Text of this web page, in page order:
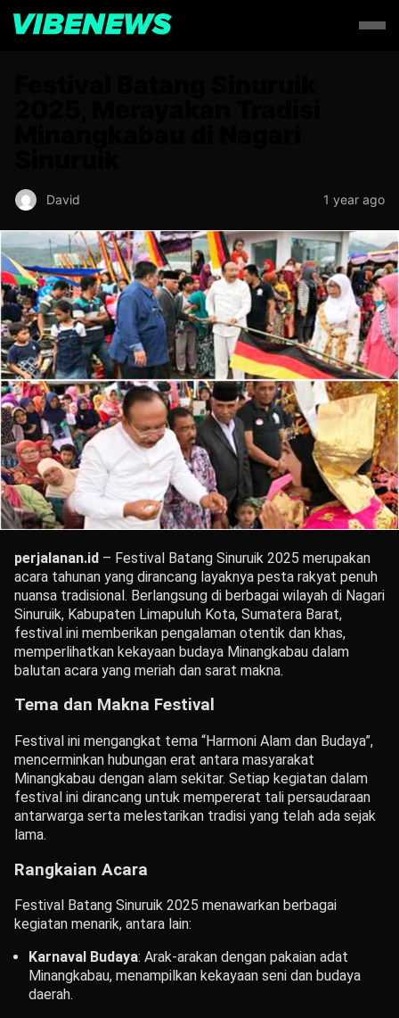
David 1 year ago
perjalanan.id – Festival Batang Sinuruik 2025 merupakan
acara tahunan yang dirancang layaknya pesta rakyat penuh
nuansa tradisional. Berlangsung di berbagai wilayah di Nagari
Sinuruik, Kabupaten Limapuluh Kota, Sumatera Barat,
festival ini memberikan pengalaman otentik dan khas,
memperlihatkan kekayaan budaya Minangkabau dalam
balutan acara yang meriah dan sarat makna.
Tema dan Makna Festival
Festival ini mengangkat tema “Harmoni Alam dan Budaya”,
mencerminkan hubungan erat antara masyarakat
Minangkabau dengan alam sekitar. Setiap kegiatan dalam
festival ini dirancang untuk mempererat tali persaudaraan
antarwarga serta melestarikan tradisi yang telah ada sejak
lama.
Rangkaian Acara
Festival Batang Sinuruik 2025 menawarkan berbagai
kegiatan menarik, antara lain:
Karnaval Budaya: Arak-arakan dengan pakaian adat
Minangkabau, menampilkan kekayaan seni dan budaya
daerah.